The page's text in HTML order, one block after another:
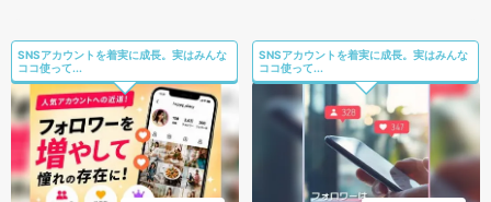
SNSアカウントを着実に成長。実はみんな
ココ使って...
SNSアカウントを着実に成長。実はみんな
ココ使って...